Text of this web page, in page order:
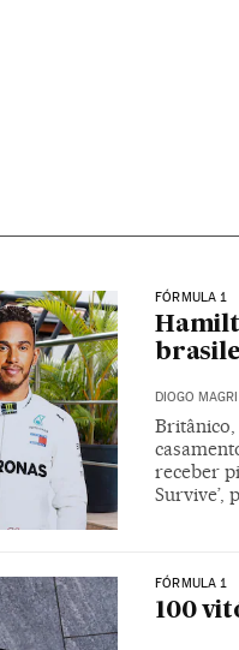
FÓRMULA 1
DIOGO MAGRI
receber
Survive’,
FÓRMULA 1
100